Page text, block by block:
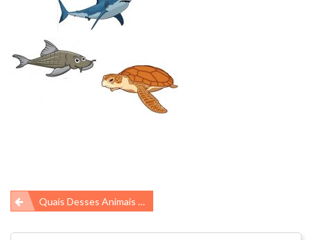
Navegação
de
Quais Desses Animais Respira Fora Da Água?